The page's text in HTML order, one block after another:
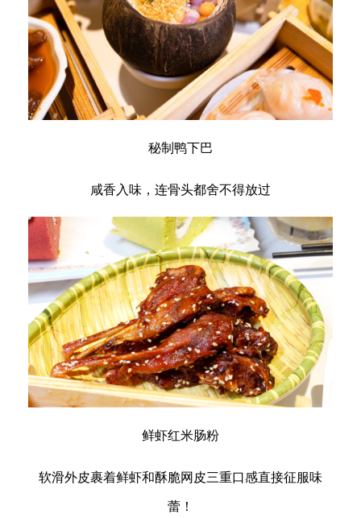
秘制鸭下巴
咸香入味，连骨头都舍不得放过
鲜虾红米肠粉
软滑外皮裹着鲜虾和酥脆网皮三重口感直接征服味
蕾！